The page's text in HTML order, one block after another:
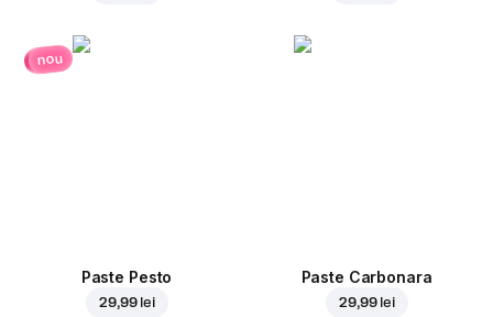
nou
Paste Pesto
29,99 lei
Paste Carbonara
29,99 lei